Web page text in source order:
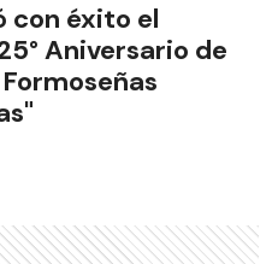
con éxito el
Aniversario de